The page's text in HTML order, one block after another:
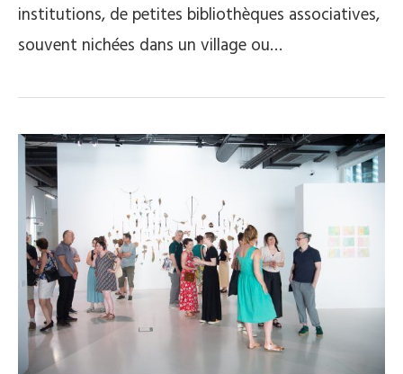
institutions, de petites bibliothèques associatives,
souvent nichées dans un village ou…